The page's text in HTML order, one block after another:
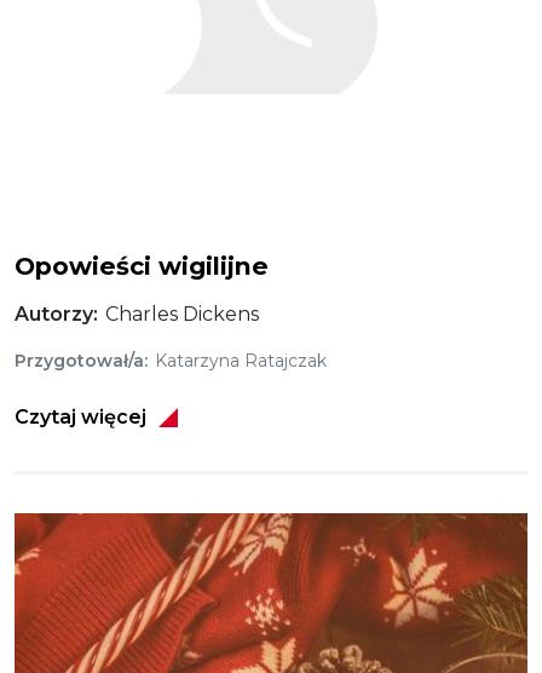
Opowieści wigilijne
Autorzy Charles Dickens
Przygotował/a Katarzyna Ratajczak
Czytaj więcej
Obraz